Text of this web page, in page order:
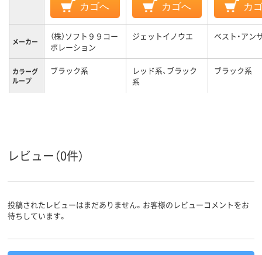
カゴへ カゴへ カ
メーカー
（株）ソフト９９コー
ポレーション
ジェットイノウエ ベスト・アン
カラーグ
ループ
ブラック系
レッド系、ブラック
系
ブラック系
レビュー（0件）
投稿されたレビューはまだありません。お客様のレビューコメントをお
待ちしています。